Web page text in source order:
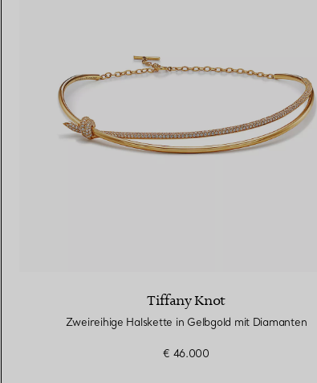
Tiffany Knot
Zweireihige Halskette in Gelbgold mit Diamanten
€ 46.000